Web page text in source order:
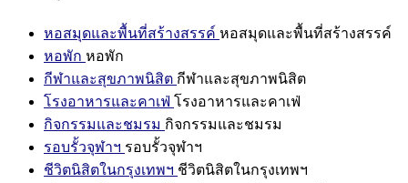
หอสมุดและพื้นที่สร้างสรรค์ หอสมุดและพื้นที่สร้างสรรค์
หอพัก หอพัก
กีฬาและสุขภาพนิสิต กีฬาและสุขภาพนิสิต
โรงอาหารและคาเฟ่ โรงอาหารและคาเฟ่
กิจกรรมและชมรม กิจกรรมและชมรม
รอบรั้วจุฬาฯ รอบรั้วจุฬาฯ
ชีวิตนิสิตในกรุงเทพฯ ชีวิตนิสิตในกรุงเทพฯ